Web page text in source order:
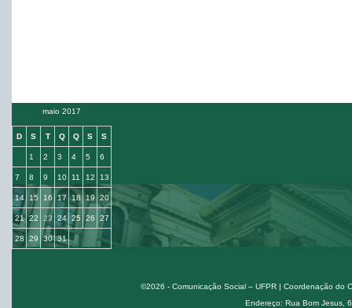
maio 2017
D S T Q Q S S
1 2 3 4 5 6
7 8 9 10 11 12 13
14 15 16 17 18 19 20
21 22 23 24 25 26 27
28 29 30 31
©2026 - Comunicação Social – UFPR | Coordenação do
Endereço: Rua Bom Jesus,